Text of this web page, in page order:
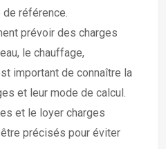
de référence.
prévoir des charges
le chauffage,
important de connaître la
et leur mode de calcul.
et le loyer charges
précisés pour éviter